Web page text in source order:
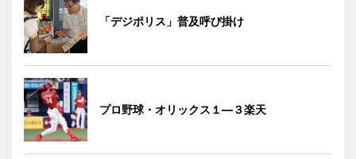
「デジポリス」普及呼び掛け
プロ野球・オリックス１―３楽天